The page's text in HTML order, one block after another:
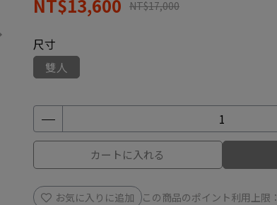
NT$13,600 NT$17,000
尺寸
雙人
カートに入れる
お気に入りに追加 この商品のポイント利用上限：